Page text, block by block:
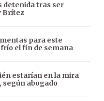
detenida tras ser
Brítez
para este
el fin de semana
estarían en la mira
según abogado